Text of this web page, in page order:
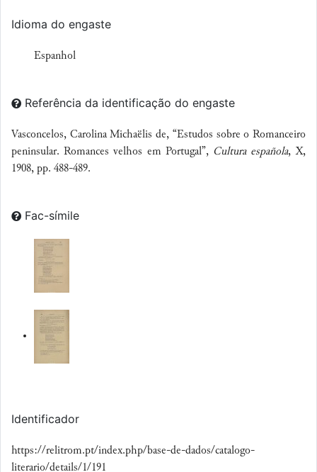
Idioma do engaste
Espanhol
Referência da identificação do engaste
Vasconcelos, Carolina Michaëlis de, “Estudos sobre o Romanceiro
peninsular. Romances velhos em Portugal”, Cultura española, X,
1908, pp. 488-489.
Fac-símile
Identificador
https://relitrom.pt/index.php/base-de-dados/catalogo-
literario/details/1/191